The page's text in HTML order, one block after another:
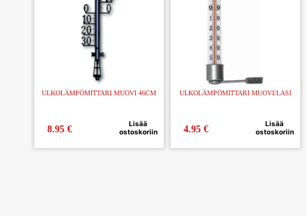
ULKOLÄMPÖMITTARI MUOVI 46CM
8.95€
Lisää
ostoskoriin
ULKOLÄMPÖMITTARI MUOVI/LASI
4.95€
Lisää
ostoskoriin